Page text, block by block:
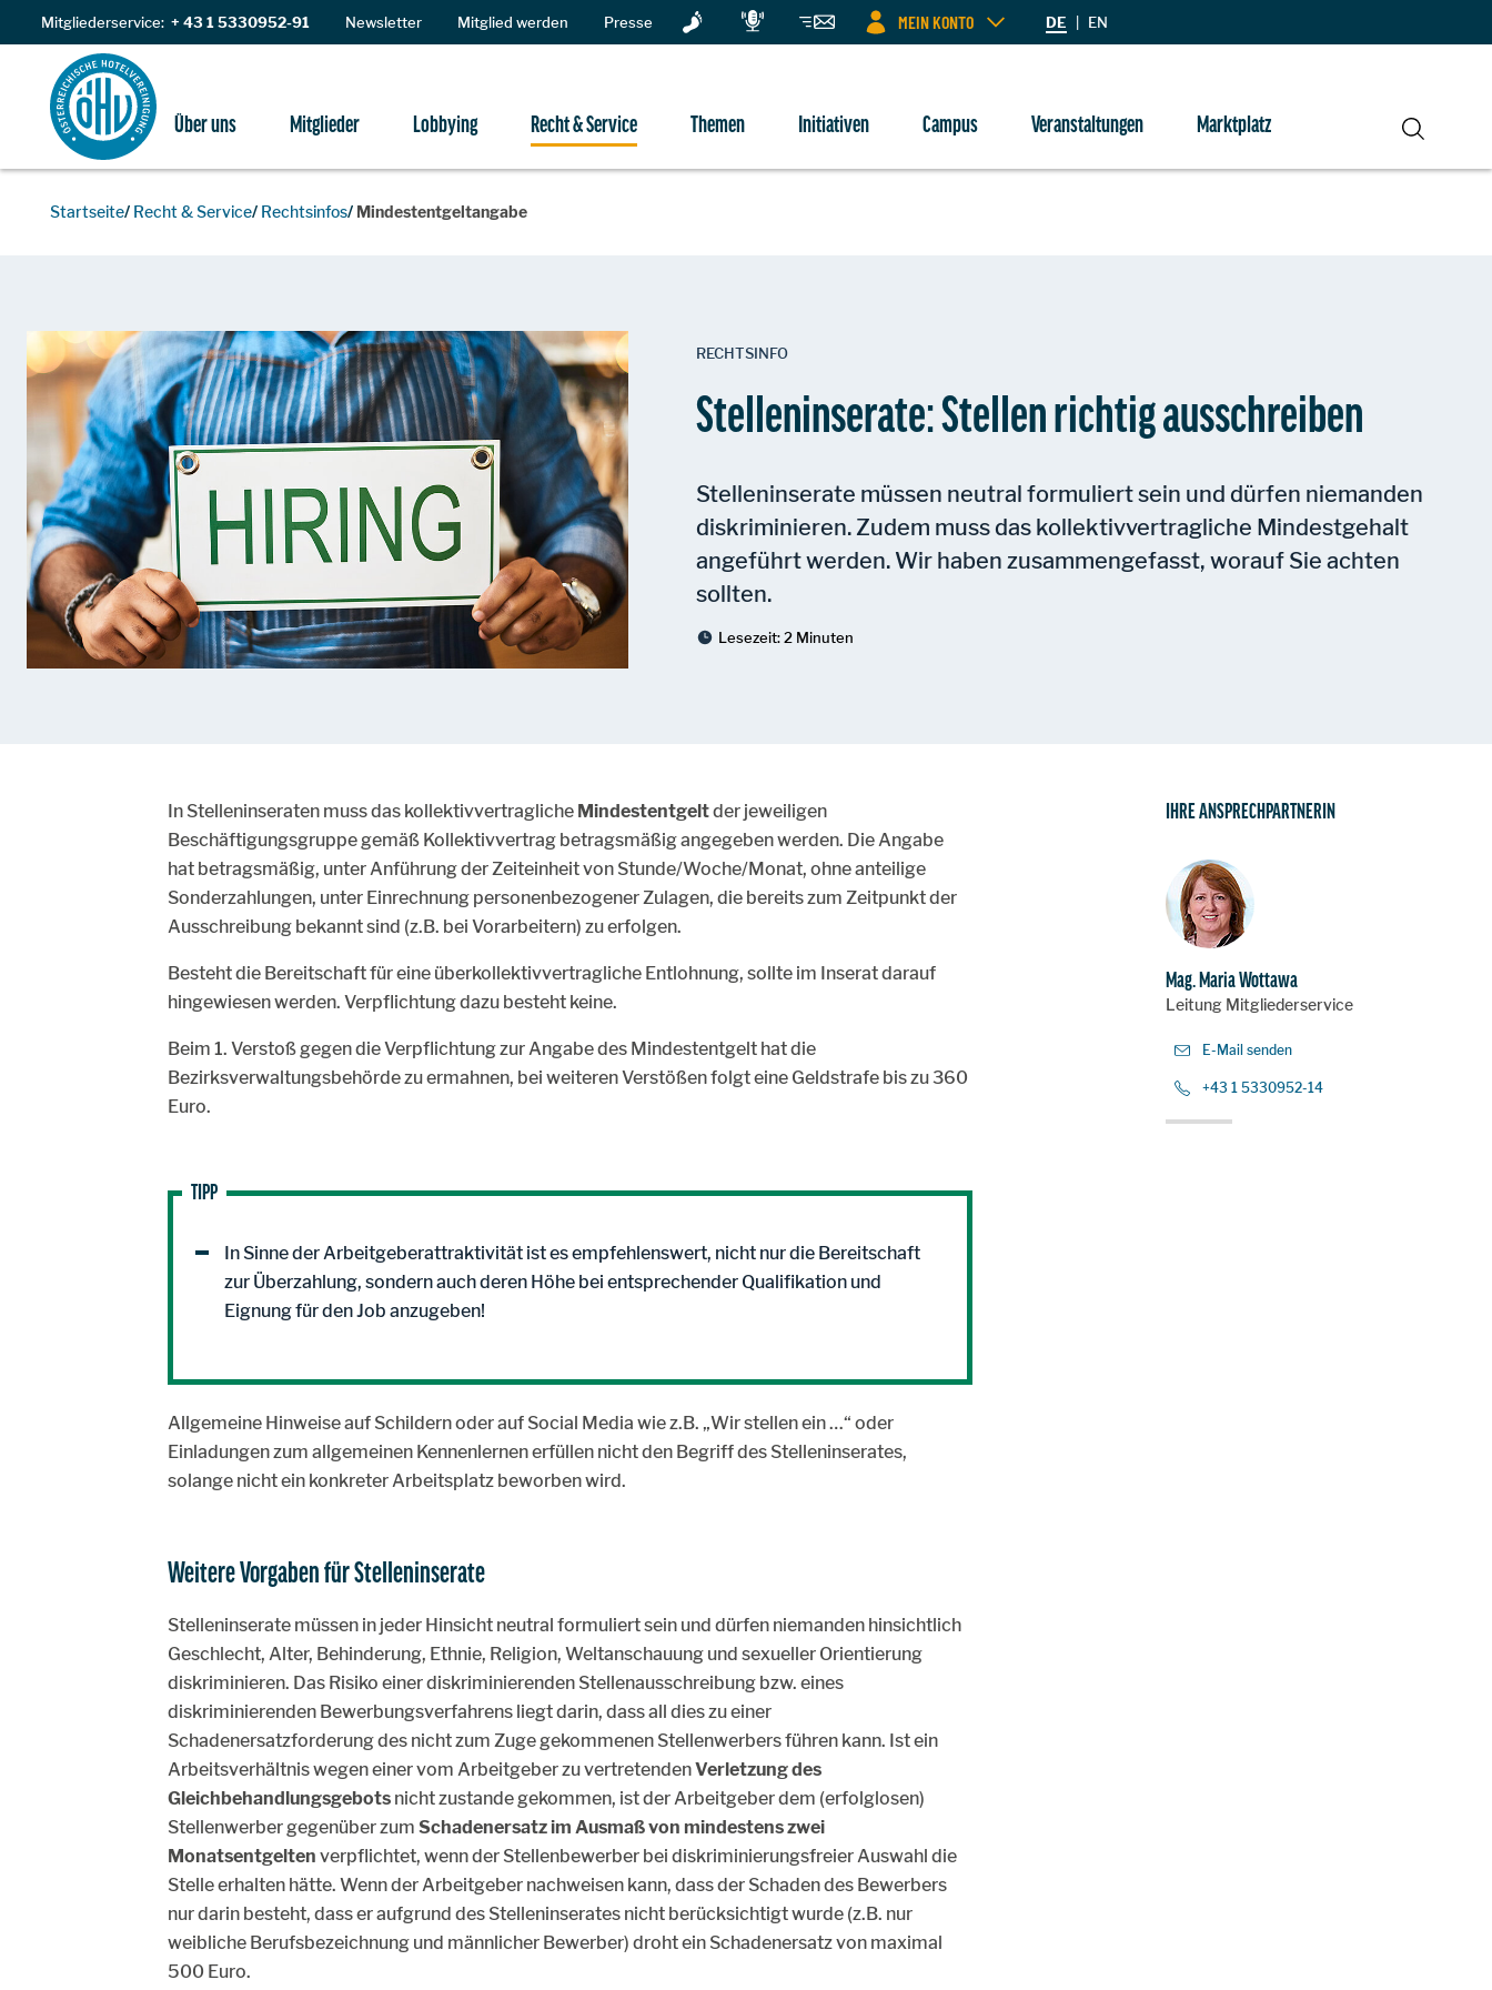
Zum Inhalt
Mitgliederservice: + 43 1 5330952-91 Newsletter Mitglied werden Presse MEIN KONTO DE | EN
Über uns Mitglieder Lobbying Recht & Service Themen Initiativen Campus Veranstaltungen
Marktplatz
Suche
Startseite Recht & Service Rechtsinfos Mindestentgeltangabe
RECHTSINFO
Stelleninserate: Stellen richtig ausschreiben
Stelleninserate müssen neutral formuliert sein und dürfen niemanden
diskriminieren. Zudem muss das kollektivvertragliche Mindestgehalt
angeführt werden. Wir haben zusammengefasst, worauf Sie achten
sollten.
Lesezeit:2 Minuten
In Stelleninseraten muss das kollektivvertragliche Mindestentgeltder jeweiligen
Beschäftigungsgruppe gemäß Kollektivvertrag betragsmäßig angegeben werden. Die Angabe
hat betragsmäßig, unter Anführung der Zeiteinheit von Stunde/Woche/Monat, ohne anteilige
Sonderzahlungen, unter Einrechnung personenbezogener Zulagen, die bereits zum Zeitpunkt der
Ausschreibung bekannt sind (z.B. bei Vorarbeitern) zu erfolgen.
Besteht die Bereitschaft für eine überkollektivvertragliche Entlohnung, sollte im Inserat darauf
hingewiesen werden. Verpflichtung dazu besteht keine.
Beim 1. Verstoß gegen die Verpflichtung zur Angabe des Mindestentgelt hat die
Bezirksverwaltungsbehörde zu ermahnen, bei weiteren Verstößen folgt eine Geldstrafe bis zu 360
Euro.
TIPP
In Sinne der Arbeitgeberattraktivität ist es empfehlenswert, nicht nur die Bereitschaft
zur Überzahlung, sondern auch deren Höhe bei entsprechender Qualifikation und
Eignung für den Job anzugeben!
Allgemeine Hinweise auf Schildern oder auf Social Media wie z.B. „Wir stellen ein …“ oder
Einladungen zum allgemeinen Kennenlernen erfüllen nicht den Begriff des Stelleninserates,
solange nicht ein konkreter Arbeitsplatz beworben wird.
Weitere Vorgaben für Stelleninserate
Stelleninserate müssen in jeder Hinsicht neutral formuliert sein und dürfen niemanden hinsichtlich
Geschlecht, Alter, Behinderung, Ethnie, Religion, Weltanschauung und sexueller Orientierung
diskriminieren. Das Risiko einer diskriminierenden Stellenausschreibung bzw. eines
diskriminierenden Bewerbungsverfahrens liegt darin, dass all dies zu einer
Schadenersatzforderung des nicht zum Zuge gekommenen Stellenwerbers führen kann. Ist ein
Arbeitsverhältnis wegen einer vom Arbeitgeber zu vertretendenVerletzung des
Gleichbehandlungsgebots nicht zustande gekommen, ist der Arbeitgeber dem (erfolglosen)
Stellenwerber gegenüber zum Schadenersatz im Ausmaß von mindestens zwei
Monatsentgelten verpflichtet, wenn der Stellenbewerber bei diskriminierungsfreier Auswahl die
Stelle erhalten hätte. Wenn der Arbeitgeber nachweisen kann, dass der Schaden des Bewerbers
nur darin besteht, dass er aufgrund des Stelleninserates nicht berücksichtigt wurde (z.B. nur
weibliche Berufsbezeichnung und männlicher Bewerber) droht ein Schadenersatz von maximal
500 Euro.
IHRE ANSPRECHPARTNERIN
Mag. Maria Wottawa
Leitung Mitgliederservice
E-Mail senden
+43 1 5330952-14